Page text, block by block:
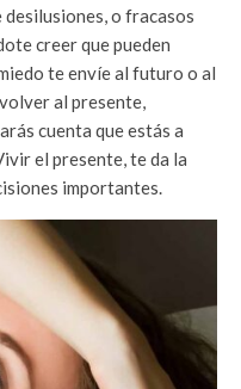
o fracasos
creer que pueden
te envíe al futuro o al
al presente,
cuenta que estás a
el presente, te da la
importantes.